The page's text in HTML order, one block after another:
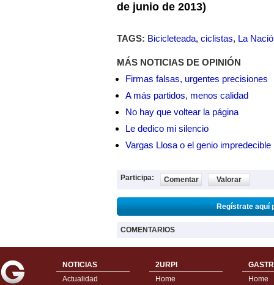
de junio de 2013)
TAGS: Bicicleteada, ciclistas, La
MÁS NOTICIAS DE OPINIÓN
Firmas falsas, urgentes precisiones
A más partidos, menos calidad
No hay que voltear la página
Le dedico mi silencio
Vargas Llosa o el genio impredecible
Participa: Comentar Valorar
Regístrate aquí
COMENTARIOS
NOTICIAS
Actualidad
2URPI
Home
Home